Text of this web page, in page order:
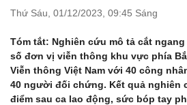
Thứ Sáu, 01/12/2023, 09:45 Sáng
Tóm tắt: Nghiên cứu mô tả cắt
số đơn vị viễn thông khu vực phía
Viễn thông Việt Nam với 40 công
40 người đối chứng. Kết quả nghiên
điểm sau ca lao động, sức bóp tay